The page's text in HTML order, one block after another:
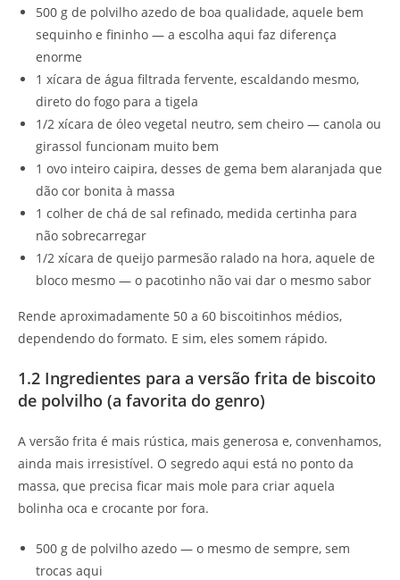
500 g de polvilho azedo de boa qualidade, aquele bem
sequinho e fininho — a escolha aqui faz diferença
enorme
1 xícara de água filtrada fervente, escaldando mesmo,
direto do fogo para a tigela
1/2 xícara de óleo vegetal neutro, sem cheiro — canola ou
girassol funcionam muito bem
1 ovo inteiro caipira, desses de gema bem alaranjada que
dão cor bonita à massa
1 colher de chá de sal refinado, medida certinha para
não sobrecarregar
1/2 xícara de queijo parmesão ralado na hora, aquele de
bloco mesmo — o pacotinho não vai dar o mesmo sabor
Rende aproximadamente 50 a 60 biscoitinhos médios,
dependendo do formato. E sim, eles somem rápido.
1.2 Ingredientes para a versão frita de biscoito
de polvilho (a favorita do genro)
A versão frita é mais rústica, mais generosa e, convenhamos,
ainda mais irresistível. O segredo aqui está no ponto da
massa, que precisa ficar mais mole para criar aquela
bolinha oca e crocante por fora.
500 g de polvilho azedo — o mesmo de sempre, sem
trocas aqui